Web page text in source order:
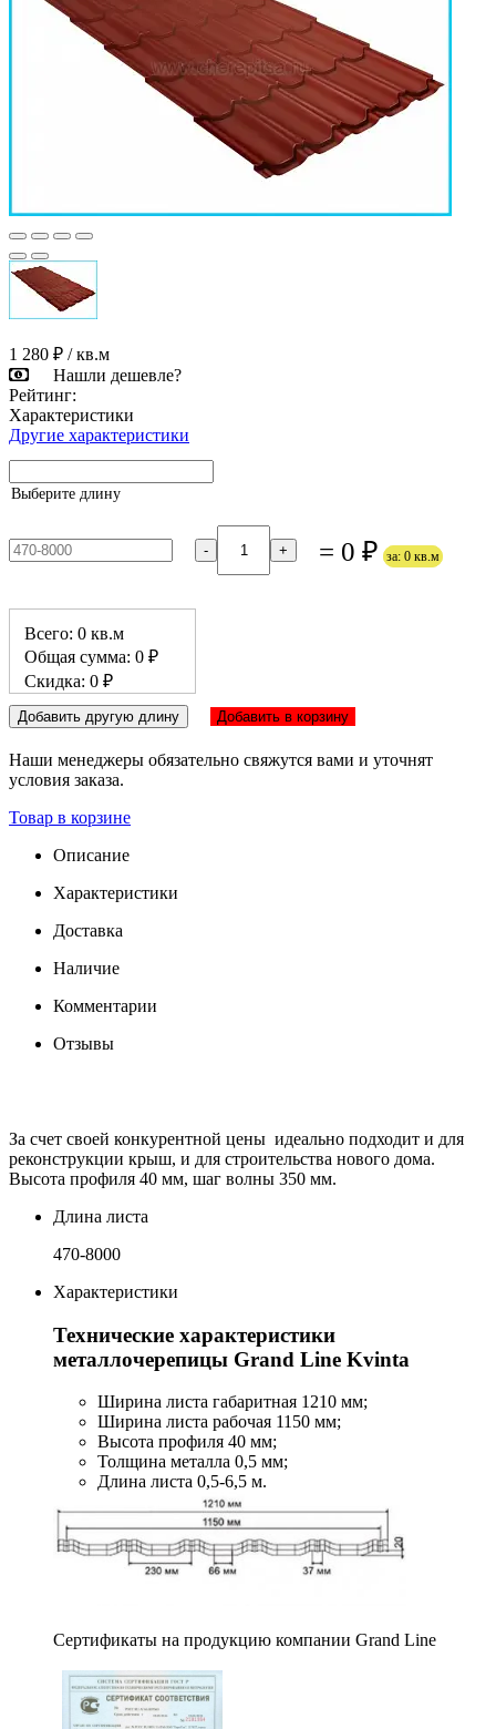
1 280 ₽ / кв.м
Нашли дешевле?
Рейтинг:
Характеристики
Другие характеристики
Выберите длину
- + = 0 ₽ за: 0 кв.м
Всего: 0 кв.м
Общая сумма: 0 ₽
Скидка: 0 ₽
Добавить другую длину Добавить в корзину
Наши менеджеры обязательно свяжутся вами и уточнят
условия заказа.
Товар в корзине
Описание
Характеристики
Доставка
Наличие
Комментарии
Отзывы
За счет своей конкурентной цены идеально подходит и для
реконструкции крыш, и для строительства нового дома.
Высота профиля 40 мм, шаг волны 350 мм.
Длина листа
470-8000
Характеристики
Технические характеристики
металлочерепицы Grand Line Kvinta
Ширина листа габаритная 1210 мм;
Ширина листа рабочая 1150 мм;
Высота профиля 40 мм;
Толщина металла 0,5 мм;
Длина листа 0,5-6,5 м.
Сертификаты на продукцию компании Grand Line